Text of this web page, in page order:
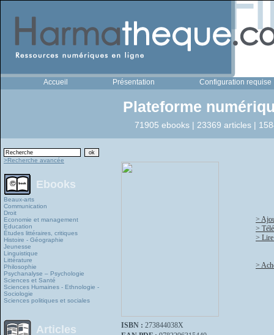
Accueil Présentation Configuration requise
Plateforme
71905 ebooks | 23369 articles |
>Recherche avancée
Ebooks
Beaux-arts
Communication
Droit
Economie et management
Education
Études littéraires, critiques
Histoire - Géographie
Jeunesse
Linguistique
Littérature
Philosophie
Psychanalyse – Psychologie
Sciences et Santé
Sciences Humaines - Ethnologie -
Sociologie
Sciences politiques et sociales
Articles ISBN : 273844038X
>
>
> Lire
>